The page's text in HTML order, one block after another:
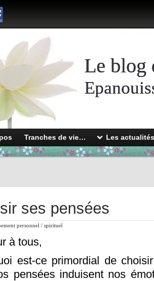
Le blog
Tranches de vie… Les
ses pensées
personnel / spirituel
à tous,
est-ce primordial de
pensées induisent nos